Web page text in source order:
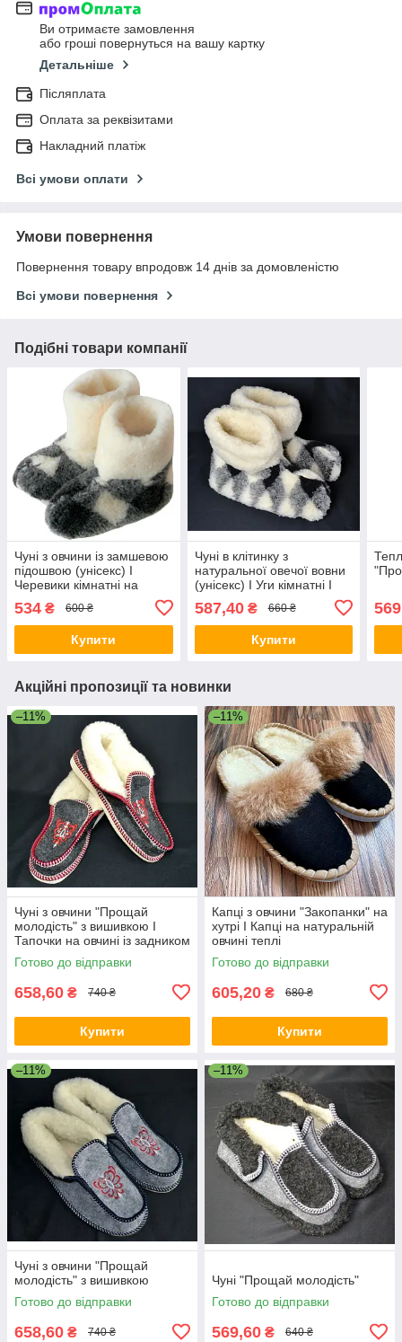
Ви отримаєте замовлення
або гроші повернуться на вашу картку
Детальніше
Післяплата
Оплата за реквізитами
Накладний платіж
Всі умови оплати
Умови повернення
Повернення товару впродовж 14 днів за домовленістю
Всі умови повернення
Подібні товари компанії
Чуні з овчини із замшевою
підошвою (унісекс) I
Черевики кімнатні на
534 ₴ 600 ₴
Купити
Чуні в клітинку з
натуральної овечої вовни
(унісекс) I Уги кімнатні I
Теплі чуні з овечої вовни
587,40₴ 660 ₴
Купити
Акційні пропозиції та новинки
–11%
Чуні з овчини "Прощай
молодість" з вишивкою I
Тапочки на овчині із задником
Готово до відправки
658,60 ₴ 740 ₴
Купити
–11%
Капці з овчини "Закопанки" на
хутрі I Капці на натуральній
овчині теплі
Готово до відправки
605,20 ₴ 680 ₴
Купити
–11%
Чуні з овчини "Прощай
молодість" з вишивкою
Готово до відправки
658,60 ₴ 740 ₴
–11%
Чуні "Прощай молодість"
Готово до відправки
569,60 ₴ 640 ₴